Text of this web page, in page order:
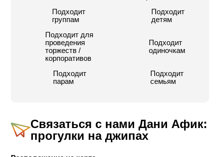
Подходит
группам
Подходит
детям
Подходит для
проведения
торжеств /
корпоративов
Подходит
одиночкам
Подходит
парам
Подходит
семьям
Связаться с нами Дани Афик:
прогулки на джипах